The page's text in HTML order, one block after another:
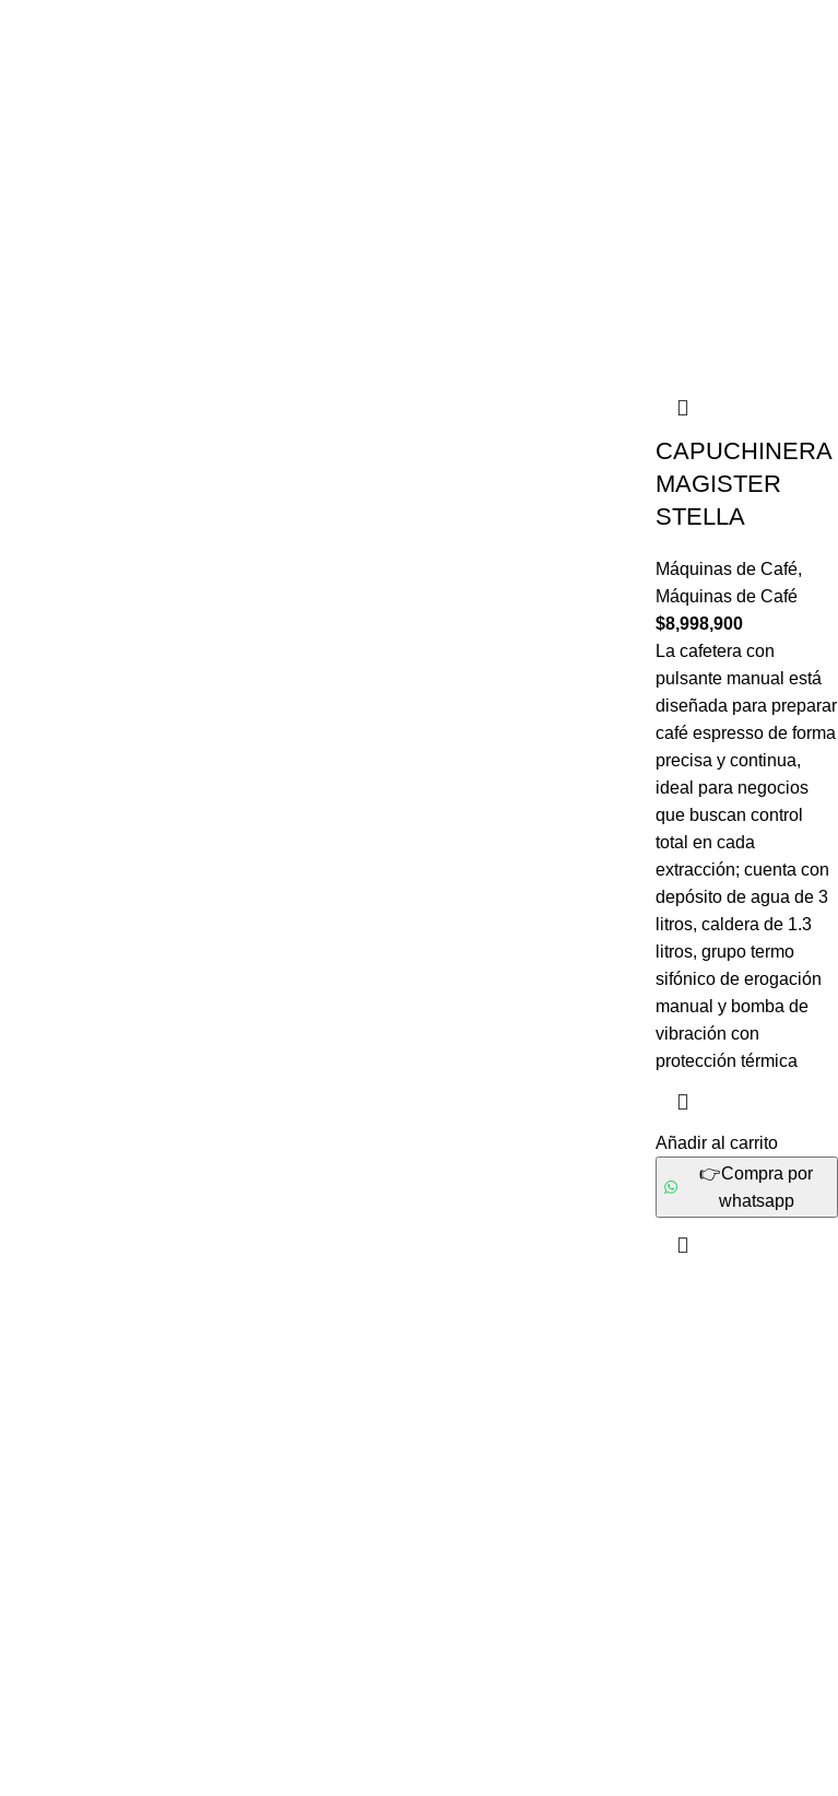
CAPUCHINERA
MAGISTER
STELLA
Máquinas de Café,
Máquinas de Café
$8,998,900
La cafetera con
pulsante manual está
diseñada para preparar
café espresso de forma
precisa y continua,
ideal para negocios
que buscan control
total en cada
extracción; cuenta con
depósito de agua de 3
litros, caldera de 1.3
litros, grupo termo
sifónico de erogación
manual y bomba de
vibración con
protección térmica
Añadir al carrito
👉Compra por
whatsapp